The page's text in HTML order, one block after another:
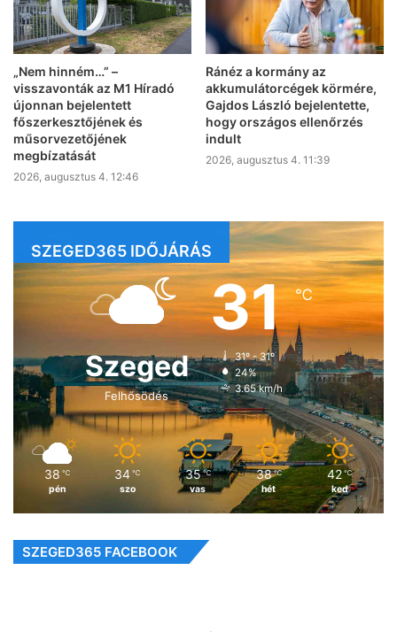
„Nem hinném…” –
visszavonták az M1 Híradó
újonnan bejelentett
főszerkesztőjének és
műsorvezetőjének
megbízatását
2026, augusztus 4. 12:46
Ránéz a kormány az
akkumulátorcégek körmére,
Gajdos László bejelentette,
hogy országos ellenőrzés
indult
2026, augusztus 4. 11:39
SZEGED365 IDŐJÁRÁS
Szeged
Felhősödés
31℃
31º - 31º
24%
3.65 km/h
38 ℃
pén
34 ℃
szo
35 ℃
vas
38 ℃
hét
42 ℃
ked
SZEGED365 FACEBOOK